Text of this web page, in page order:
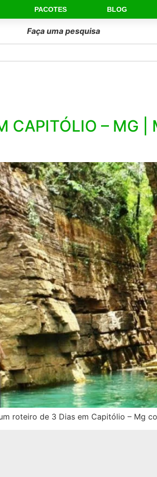
PACOTES BLOG
Faça uma pesquisa
CAPITÓLIO – MG
roteiro de 3 Dias em Capitólio – Mg